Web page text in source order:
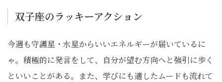
双子座のラッキーアクション
今週も守護星・水星からいいエネルギーが届いているに
ゃ。積極的に発言をして、自分が望む方向へと強引に歩く
といいことがある。また、学びにも適したムードも流れて